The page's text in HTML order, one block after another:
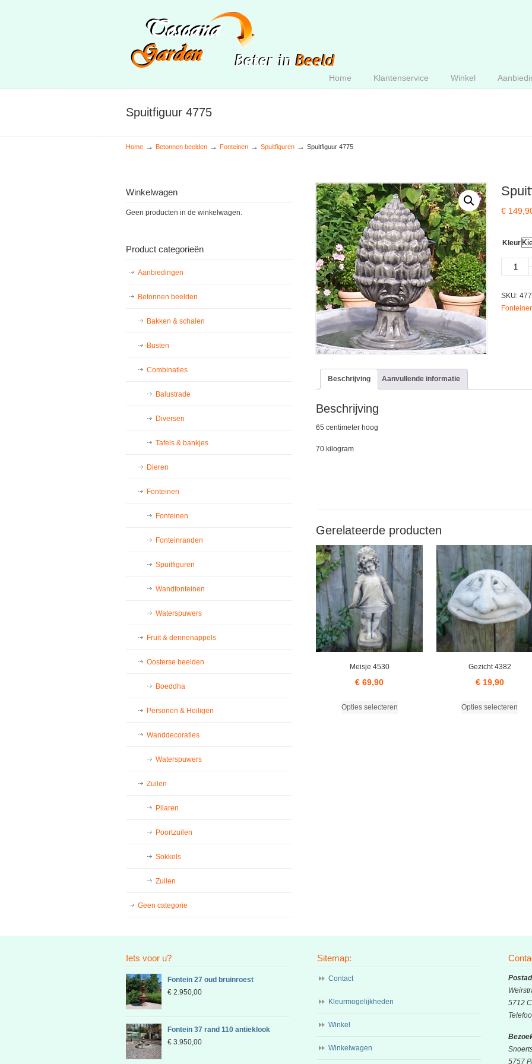
Home Klantenservice Winkel
Spuitfiguur 4775
Home → Betonnen beelden → Fonteinen → Spuitfiguren → Spuitfiguur 4775
€
Kleur
4775
SKU:
Beschrijving Aanvullende informatie
Beschrijving
65 centimeter hoog
70 kilogram
Gerelateerde producten
Meisje 4530
€ 69,90
Opties selecteren
product
Gezicht 4382
€19,90
Opties selecteren
Winkelwagen
Geen producten in de winkelwagen.
Product categorieën
Aanbiedingen
Betonnen beelden
Bakken & schalen
Busten
Combinaties
Balustrade
Diversen
Tafels & bankjes
Dieren
Fonteinen
Fonteinen
Fonteinranden
Spuitfiguren
Wandfonteinen
Waterspuwers
Fruit & dennenappels
Oosterse beelden
Boeddha
Personen & Heiligen
Wanddecoraties
Waterspuwers
Zuilen
Pilaren
Poortzuilen
Sokkels
Zuilen
Geen categorie
Iets voor u?
Fontein 27 oud bruinroest
€ 2.950,00
Fontein 37 rand 110 antieklook
€ 3.950,00
Sitemap:
Contact
Kleurmogelijkheden
Winkel
Winkelwagen
5712
5757